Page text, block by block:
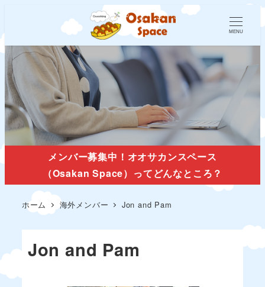
MENU
海外メンバー
メンバー募集中！オオサカンスペース
（Osakan Space）ってどんなところ？
ホーム 海外メンバー Jon and Pam
Jon and Pam